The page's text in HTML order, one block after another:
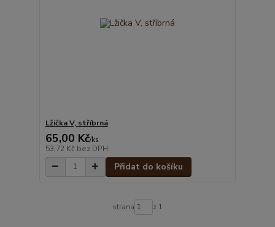
Lžička V, stříbrná
65,00 Kč/ks
53,72 Kč bez DPH
Přidat do košíku
strana z 1